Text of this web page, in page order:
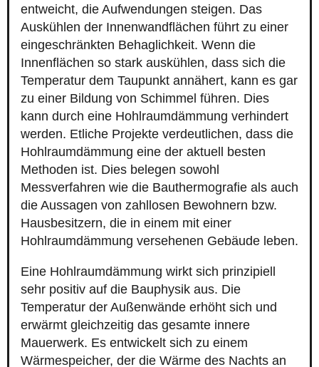
entweicht, die Aufwendungen steigen. Das
Auskühlen der Innenwandflächen führt zu einer
eingeschränkten Behaglichkeit. Wenn die
Innenflächen so stark auskühlen, dass sich die
Temperatur dem Taupunkt annähert, kann es gar
zu einer Bildung von Schimmel führen. Dies
kann durch eine Hohlraumdämmung verhindert
werden. Etliche Projekte verdeutlichen, dass die
Hohlraumdämmung eine der aktuell besten
Methoden ist. Dies belegen sowohl
Messverfahren wie die Bauthermografie als auch
die Aussagen von zahllosen Bewohnern bzw.
Hausbesitzern, die in einem mit einer
Hohlraumdämmung versehenen Gebäude leben.
Eine Hohlraumdämmung wirkt sich prinzipiell
sehr positiv auf die Bauphysik aus. Die
Temperatur der Außenwände erhöht sich und
erwärmt gleichzeitig das gesamte innere
Mauerwerk. Es entwickelt sich zu einem
Wärmespeicher, der die Wärme des Nachts an